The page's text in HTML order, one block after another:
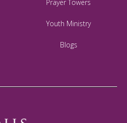
Prayer Towers
Youth Ministry
Blogs